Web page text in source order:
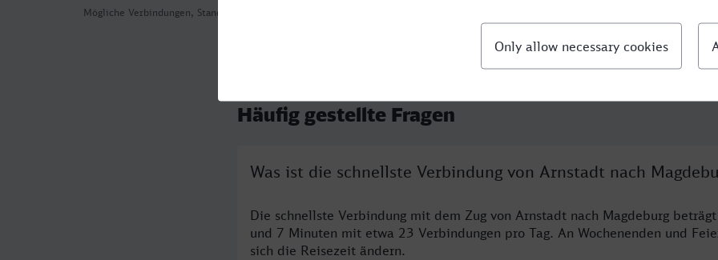
Mögliche Verbindungen, Stand: 2026-07-30 13:38
Häufig gestellte Fragen
Was ist die schnellste Verbindung von Arnstadt nach
Die schnellste Verbindung mit dem Zug von Arnstadt nach Magdeburg
und 7 Minuten mit etwa 23 Verbindungen pro Tag. An Wochenenden und
sich die Reisezeit ändern.